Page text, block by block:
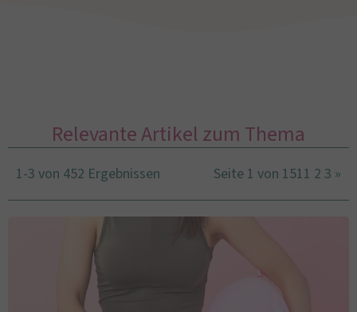
Relevante Artikel zum Thema
1-3 von 452 Ergebnissen Seite 1 von 1511 2 3 »